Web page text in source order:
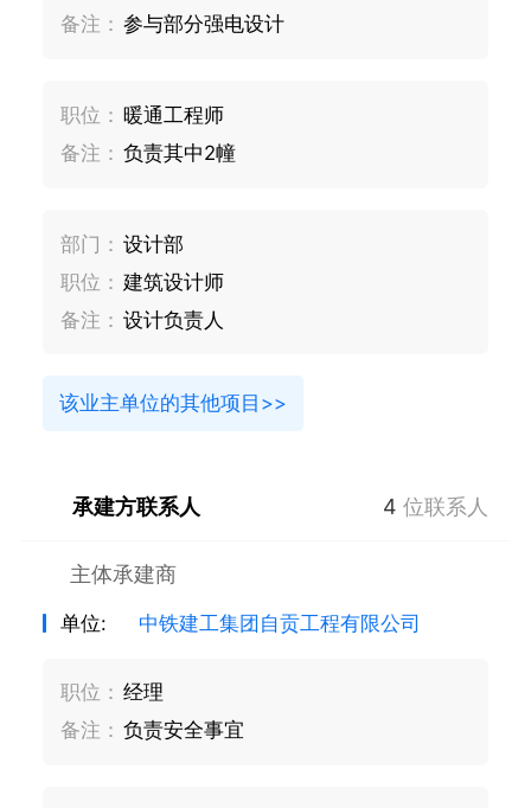
备注： 参与部分强电设计
职位： 暖通工程师
备注： 负责其中2幢
部门： 设计部
职位： 建筑设计师
备注： 设计负责人
该业主单位的其他项目>>
承建方联系人 4 位联系人
主体承建商
单位: 中铁建工集团自贡工程有限公司
职位： 经理
备注： 负责安全事宜